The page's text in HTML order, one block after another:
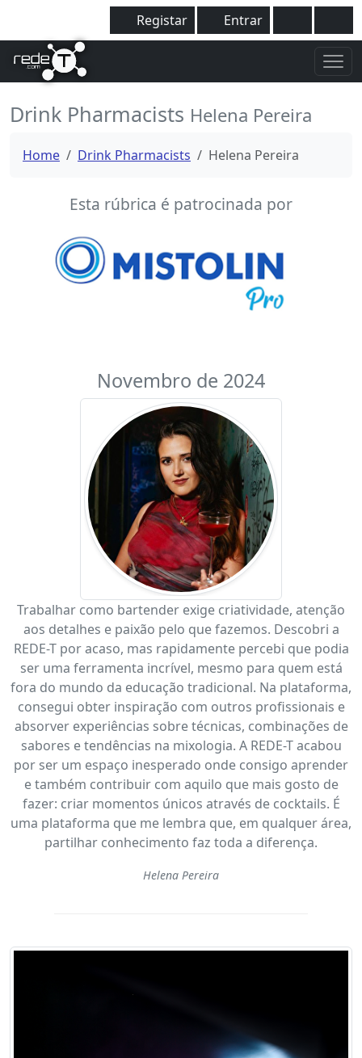
Registar Entrar
Drink Pharmacists Helena Pereira
Home Drink Pharmacists Helena Pereira
Esta rúbrica é patrocinada por
Novembro de 2024
Trabalhar como bartender exige criatividade, atenção
aos detalhes e paixão pelo que fazemos. Descobri a
REDE-T por acaso, mas rapidamente percebi que podia
ser uma ferramenta incrível, mesmo para quem está
fora do mundo da educação tradicional. Na plataforma,
consegui obter inspiração com outros profissionais e
absorver experiências sobre técnicas, combinações de
sabores e tendências na mixologia. A REDE-T acabou
por ser um espaço inesperado onde consigo aprender
e também contribuir com aquilo que mais gosto de
fazer: criar momentos únicos através de cocktails. É
uma plataforma que me lembra que, em qualquer área,
partilhar conhecimento faz toda a diferença.
Helena Pereira